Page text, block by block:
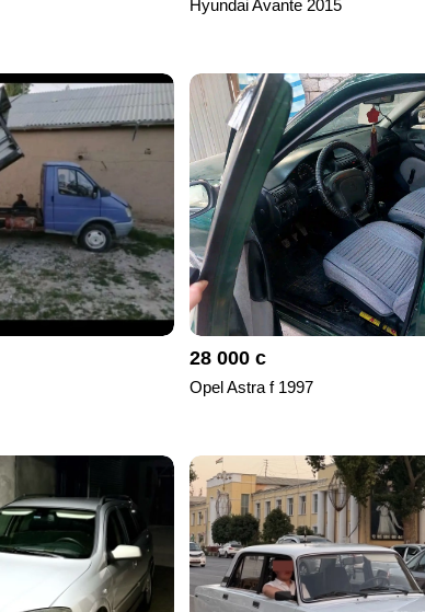
Hyundai Avante 2015
28 000 с
Opel Astra f 1997